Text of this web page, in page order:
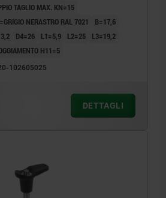
TAGLIO MAX. KN=15
NERASTRO RAL 7021
B=17,6
D4=26 L1=5,9 L2=25
L3=19,2
H11=5
102605025
DETTAGLI